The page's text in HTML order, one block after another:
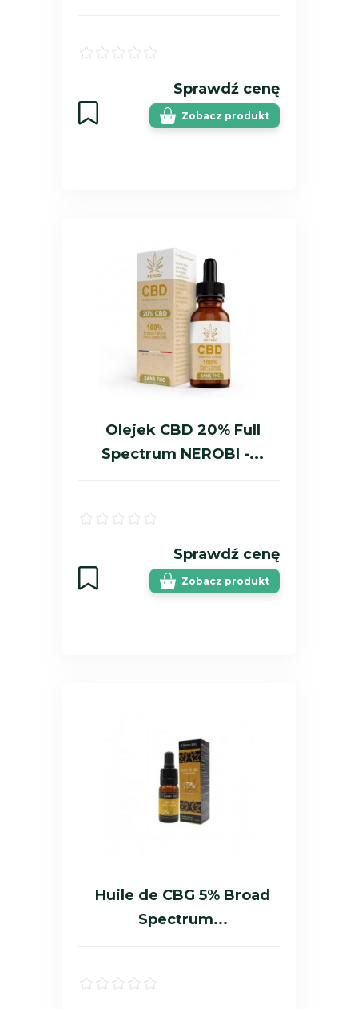
Sprawdź cenę
Zobacz produkt
Olejek CBD 20% Full
Spectrum NEROBI -...
Sprawdź cenę
Zobacz produkt
Huile de CBG 5% Broad
Spectrum...